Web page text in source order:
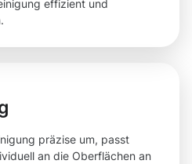
effizient und
präzise um, passt
an die Oberflächen an